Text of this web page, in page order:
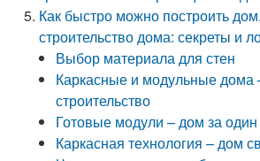
Как быстро можно построить
строительство дома: секреты и
Выбор материала для стен
Каркасные и модульные дома
строительство
Готовые модули – дом за
Каркасная технология – дом